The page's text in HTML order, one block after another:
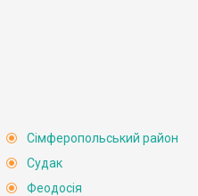
Сімферопольський район
Судак
Феодосія